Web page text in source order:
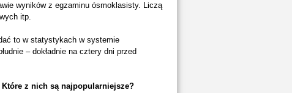
wyników z egzaminu ósmoklasisty. Liczą
itp.
to w statystykach w systemie
– dokładnie na cztery dni przed
Które z nich są najpopularniejsze?